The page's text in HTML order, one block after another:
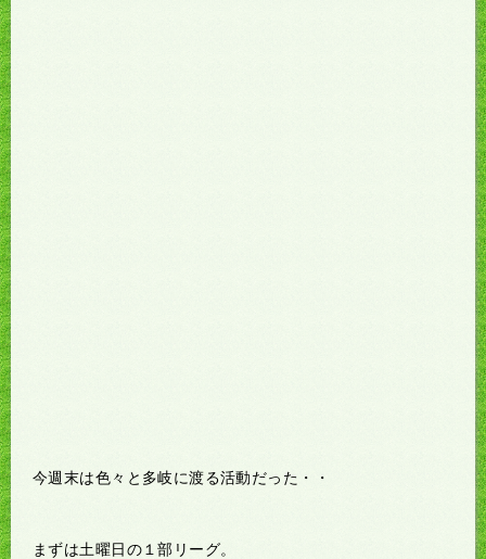
今週末は色々と多岐に渡る活動だった・・
まずは土曜日の１部リーグ。